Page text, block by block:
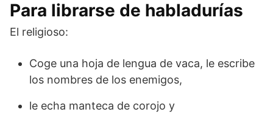
Para librarse de habladurías
El religioso:
Coge una hoja de lengua de vaca, le escribe
los nombres de los enemigos,
le echa manteca de corojo y